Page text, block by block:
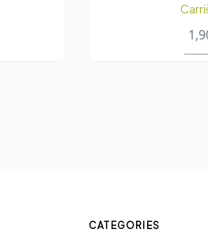
CATEGORIES